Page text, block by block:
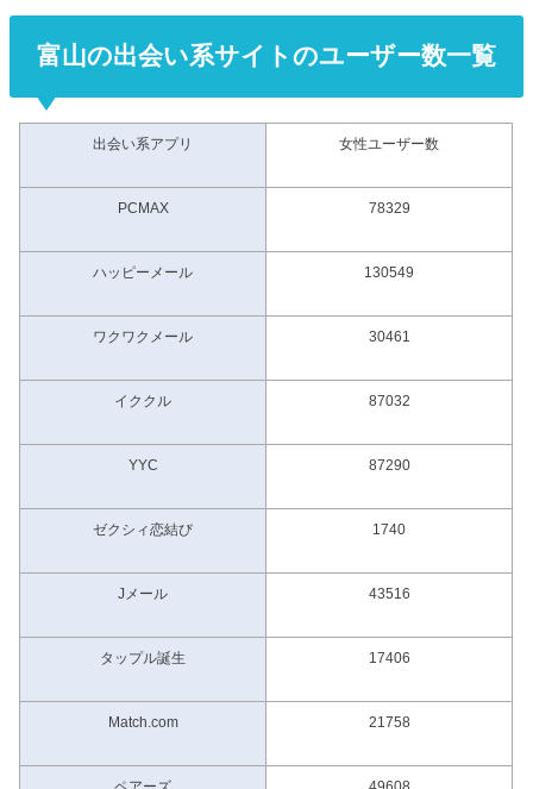
富山の出会い系サイトのユーザー数一覧
出会い系アプリ 女性ユーザー数
PCMAX 78329
ハッピーメール 130549
ワクワクメール 30461
イククル 87032
YYC 87290
ゼクシィ恋結び 1740
Jメール 43516
タップル誕生 17406
Match.com 21758